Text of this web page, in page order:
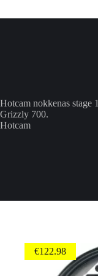
Hotcam nokkenas stage 1
Grizzly 700.
Hotcam
€122.98